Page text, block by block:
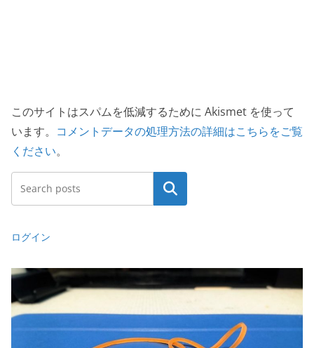
このサイトはスパムを低減するために Akismet を使って
います。 コメントデータの処理方法の詳細はこちらをご覧
ください。
検索
ログイン